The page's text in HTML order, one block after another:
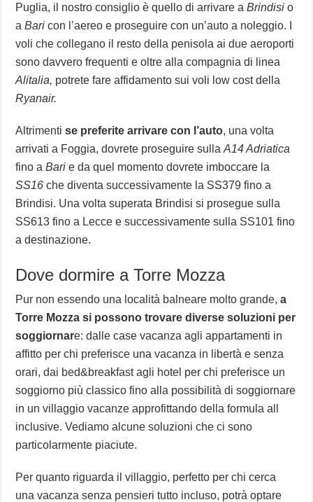
Puglia, il nostro consiglio è quello di arrivare aBrindisi o
aBari con l’aereo e proseguire con un’auto a noleggio. I
voli che collegano il resto della penisola ai due aeroporti
sono davvero frequenti e oltre alla compagnia di linea
Alitalia, potrete fare affidamento sui voli low cost della
Ryanair.
Altrimentise preferite arrivare con l’auto, una volta
arrivati a Foggia, dovrete proseguire sullaA14 Adriatica
fino aBari e da quel momento dovrete imboccare la
SS16 che diventa successivamente la SS379 fino a
Brindisi. Una volta superata Brindisi si prosegue sulla
SS613 fino a Lecce e successivamente sulla SS101 fino
a destinazione.
Dove dormire a Torre Mozza
Pur non essendo una località balneare molto grande,a
Torre Mozza si possono trovare diverse soluzioni per
soggiornare: dalle case vacanza agli appartamenti in
affitto per chi preferisce una vacanza in libertà e senza
orari, dai bed&breakfast agli hotel per chi preferisce un
soggiorno più classico fino alla possibilità di soggiornare
in un villaggio vacanze approfittando della formula all
inclusive. Vediamo alcune soluzioni che ci sono
particolarmente piaciute.
Per quanto riguarda il villaggio, perfetto per chi cerca
una vacanza senza pensieri tutto incluso, potrà optare